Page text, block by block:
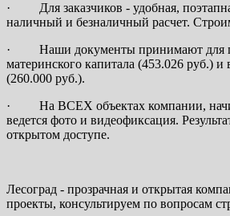
· Для заказчиков - удобная,
наличный и безналичный расчет.
· Наши документы принимают для
материнского капитала (453.026 руб.)
(260.000 руб.).
· На ВСЕХ объектах компании,
ведется фото и видеофиксация.
открытом доступе.
Лесоград - прозрачная и открытая
проекты, консультируем по вопросам